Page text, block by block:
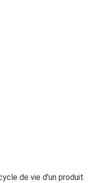
de vie d'un produit